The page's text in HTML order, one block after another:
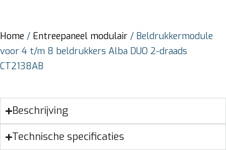
Home / Entreepaneel modulair / Beldrukkermodule
voor 4 t/m 8 beldrukkers Alba DUO 2-draads
CT2138AB
Beschrijving
Technische specificaties